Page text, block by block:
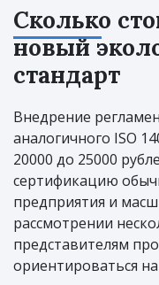
Сколько
новый
стандарт
Внедрение
аналогичного ISO
20000 до 25000
сертификацию
предприятия и
рассмотрении
представителям
ориентироваться